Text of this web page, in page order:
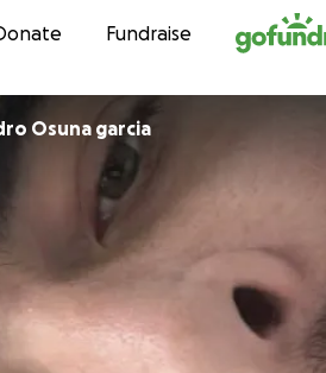
Skip to content
Fundraise
Osuna garcia